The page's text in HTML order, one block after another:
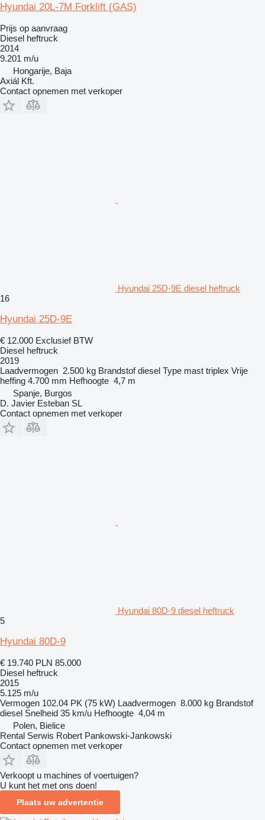
Hyundai 20L-7M Forklift (GAS)
Prijs op aanvraag
Diesel heftruck
2014
9.201 m/u
Hongarije, Baja
Axiál Kft.
Contact opnemen met verkoper
Hyundai 25D-9E diesel heftruck
16
Hyundai 25D-9E
€ 12.000 Exclusief BTW
Diesel heftruck
2019
Laadvermogen 2.500 kg Brandstof diesel Type mast triplex Vrije
heffing 4.700 mm Hefhoogte 4,7 m
Spanje, Burgos
D. Javier Esteban SL
Contact opnemen met verkoper
Hyundai 80D-9 diesel heftruck
5
Hyundai 80D-9
€ 19.740 PLN 85.000
Diesel heftruck
2015
5.125 m/u
Vermogen 102.04 PK (75 kW) Laadvermogen 8.000 kg Brandstof
diesel Snelheid 35 km/u Hefhoogte 4,04 m
Polen, Bielice
Rental Serwis Robert Pankowski-Jankowski
Contact opnemen met verkoper
Verkoopt u machines of voertuigen?
U kunt het met ons doen!
Plaats uw advertentie